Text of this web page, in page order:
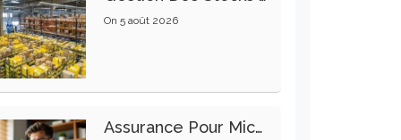
On 5 août 2026
Assurance Pour Micro-Entrepreneur : Les Garanties Essentielles À Connaître